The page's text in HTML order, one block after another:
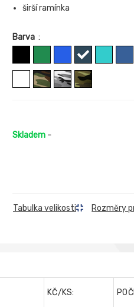
širší ramínka
Barva :
Skladem -
Tabulka velikosti Rozměry
KČ/KS: